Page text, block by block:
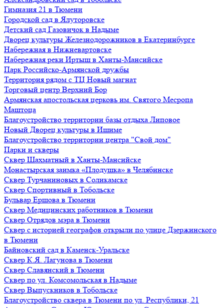
Гимназия 21 в Тюмени
Городской сад в Ялуторовске
Детский сад Газовичок в Надыме
Дворец культуры Железнодорожников в Екатеринбурге
Набережная в Нижневартовске
Набережная реки Иртыш в Ханты-Мансийске
Парк Российско-Армянской дружбы
Территория рядом с ТЦ Новый магнат
Торговый центр Верхний Бор
Армянская апостольская церковь им. Святого Месропа
Маштоца
Благоустройство территории базы отдыха Липовое
Нoвый Двoрeц культуры в Ишимe
Благоустройство территории центра "Свой дом"
Парки и скверы
Сквер Шахматный в Ханты-Мансийске
Монастырская заимка «Плодушка» в Челябинске
Сквер Турчаниновых в Соликамске
Сквер Спортивный в Тобольске
Бульвар Ершова в Тюмени
Сквер Медицинских работников в Тюмени
Сквер Отрядов мэра в Тюмени
Сквер с историей географов открыли по улице Дзержинского
в Тюмени
Байновский сад в Каменск-Уральске
Сквер К.Я. Лагунова в Тюмени
Сквер Славянский в Тюмени
Сквер по ул. Комсомольская в Надыме
Сквер Выпускников в Тобольске
Благоустройство сквера в Тюмени по ул. Республики, 21